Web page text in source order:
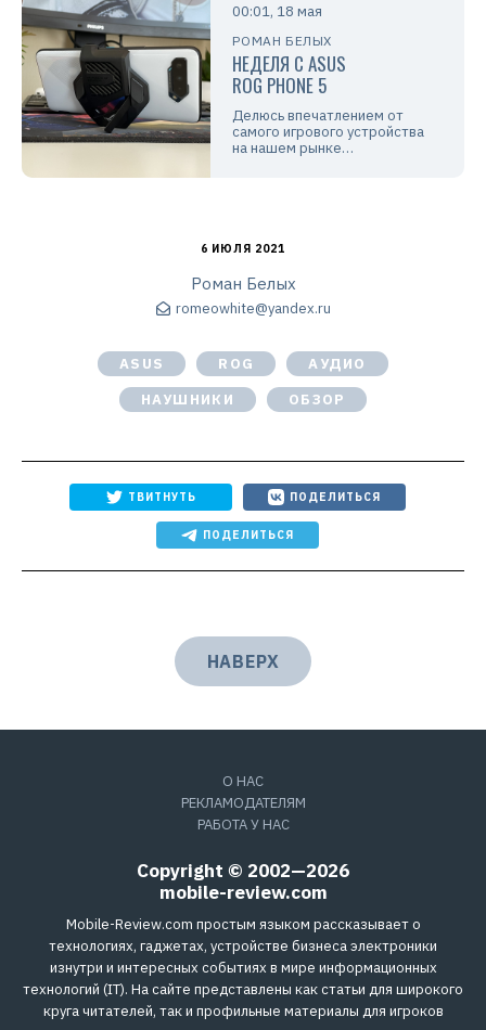
00:01, 18 мая
РОМАН БЕЛЫХ
НЕДЕЛЯ С ASUS
ROG PHONE 5
Делюсь впечатлением от
самого игрового устройства
на нашем рынке…
6 ИЮЛЯ 2021
Роман Белых
romeowhite@yandex.ru
ASUS ROG
АУДИО
НАУШНИКИ
ОБЗОР
ТВИТНУТЬ ПОДЕЛИТЬСЯ
ПОДЕЛИТЬСЯ
НАВЕРХ
О НАС
РЕКЛАМОДАТЕЛЯМ
РАБОТА У НАС
Copyright © 2002—2026
mobile-review.com
Mobile-Review.com простым языком рассказывает о
технологиях, гаджетах, устройстве бизнеса электроники
изнутри и интересных событиях в мире информационных
технологий (IT). На сайте представлены как статьи для широкого
круга читателей, так и профильные материалы для игроков